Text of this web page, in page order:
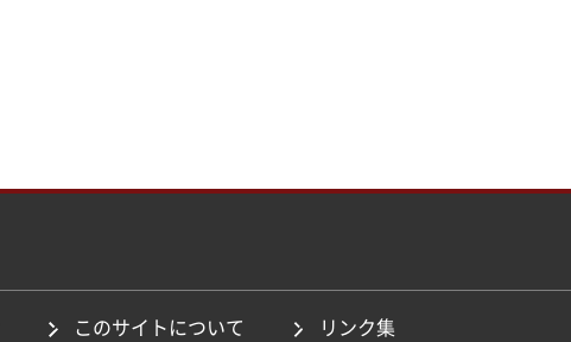
このサイトについて リンク集